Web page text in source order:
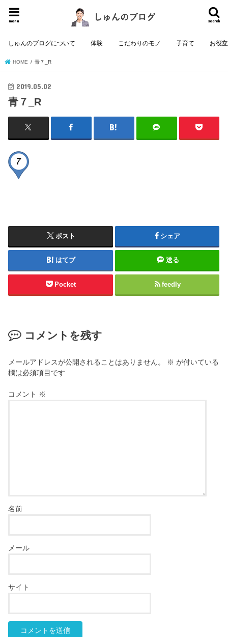
search
menu
しゅんのブログについて 体験 こだわりのモノ 子育て お役
HOME 青７_R
2019.05.02
青７_R
ポスト シェア
はてブ 送る
Pocket feedly
コメントを残す
メールアドレスが公開されることはありません。 ※ が付いている
欄は必須項目です
コメント ※
名前
メール
サイト